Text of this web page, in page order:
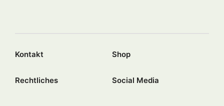
Kontakt Shop
Rechtliches Social Media